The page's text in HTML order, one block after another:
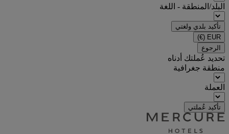
البلد/المنطقة - اللغة
تأكيد بلدي ولغتي
EUR
(€)
الرجوع
تحديد عُملتك أدناه
منطقة جغرافية
العملة
تأكيد عُملتي